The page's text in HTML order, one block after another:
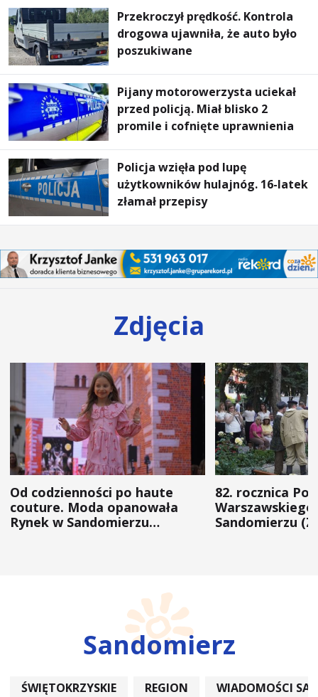
rachunki za energię, lepszy
komfort życia i... czystsze
powietrze
Przekroczył prędkość. Kontrola
drogowa ujawniła, że auto było
poszukiwane
Pijany motorowerzysta uciekał
przed policją. Miał blisko 2
promile i cofnięte uprawnienia
Policja wzięła pod lupę
użytkowników hulajnóg. 16-latek
złamał przepisy
Zdjęcia
Od codzienności po haute
couture. Moda opanowała
Rynek w Sandomierzu
82. rocznica
Warszawskiego
Sandomierzu
Sandomierz
ŚWIĘTOKRZYSKIE REGION WIADOMOŚCI